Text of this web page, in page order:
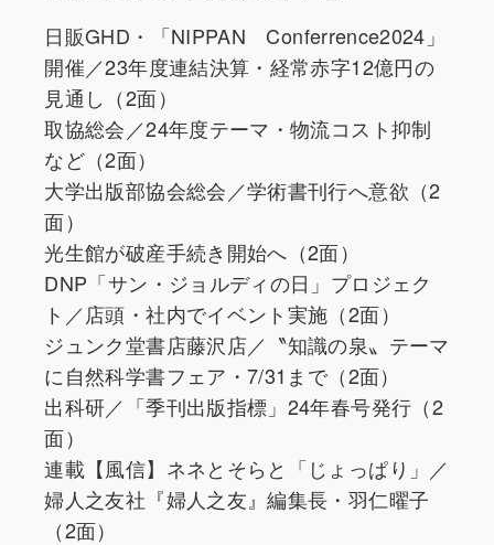
日販GHD・「NIPPAN Conferrence2024」
開催／23年度連結決算・経常赤字12億円の
見通し（2面）
取協総会／24年度テーマ・物流コスト抑制
など（2面）
大学出版部協会総会／学術書刊行へ意欲（2
面）
光生館が破産手続き開始へ（2面）
DNP「サン・ジョルディの日」プロジェク
ト／店頭・社内でイベント実施（2面）
ジュンク堂書店藤沢店／〝知識の泉〟テーマ
に自然科学書フェア・7/31まで（2面）
出科研／「季刊出版指標」24年春号発行（2
面）
連載【風信】ネネとそらと「じょっぱり」／
婦人之友社『婦人之友』編集長・羽仁曜子
（2面）